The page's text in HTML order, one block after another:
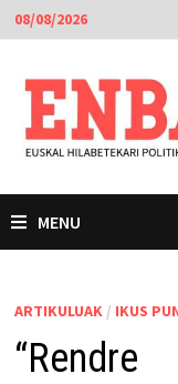
Skip
to
content
08/08/2026
MENU
ARTIKULUAK / IKUS